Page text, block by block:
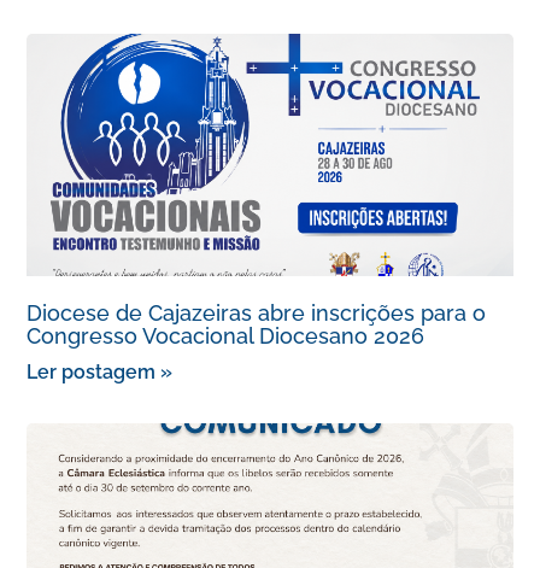
Diocese de Cajazeiras abre inscrições para o
Congresso Vocacional Diocesano 2026
Ler postagem »